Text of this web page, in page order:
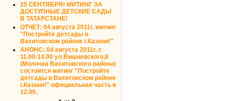
25 СЕНТЯБРЯ! МИТИНГ ЗА
ДОСТУПНЫЕ ДЕТСКИЕ САДЫ
В ТАТАРСТАНЕ!
ОТЧЕТ: 04 августа 2011г. митинг
"Постройте детсады в
Вахитовском районе г.Казани!"
АНОНС: 04 августа 2011г. с
11.00-14.00 ул.Вишневского,8
(Молочка Вахитовского района)
состоится митинг "Постройте
детсады в Вахитовском районе
г.Казани!" официальная часть в
12.00.